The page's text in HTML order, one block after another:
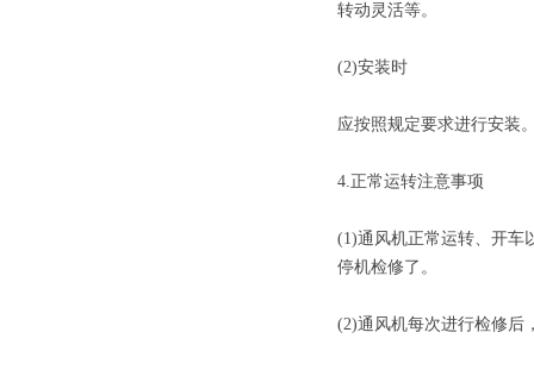
转动灵活等。
(2)安装时
应按照规定要求进行安装
4.正常运转注意事项
(1)通风机正常运转、开车
停机检修了。
(2)通风机每次进行检修后